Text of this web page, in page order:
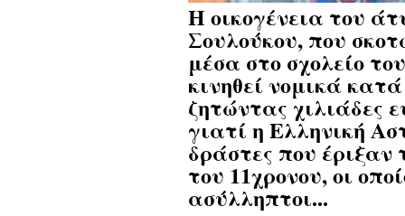
Η οικογένεια του
Σουλούκου, που
μέσα στο σχολείο
κινηθεί νομικά
ζητώντας χιλιάδες
γιατί η Ελληνική
δράστες που
του 11χρονου, οι
ασύλληπτοι...